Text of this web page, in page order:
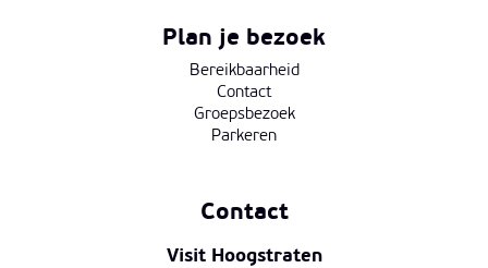
Plan je bezoek
Bereikbaarheid
Contact
Groepsbezoek
Parkeren
Contact
Visit Hoogstraten